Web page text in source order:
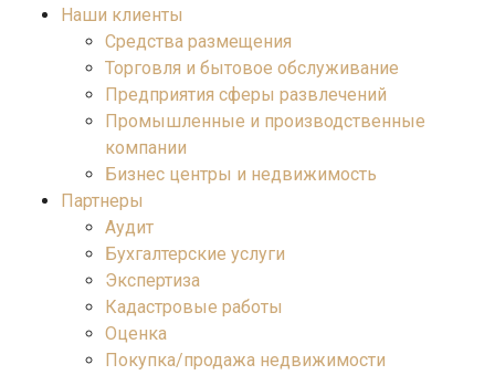
Наши клиенты
Средства размещения
Торговля и бытовое обслуживание
Предприятия сферы развлечений
Промышленные и производственные
компании
Бизнес центры и недвижимость
Партнеры
Аудит
Бухгалтерские услуги
Экспертиза
Кадастровые работы
Оценка
Покупка/продажа недвижимости